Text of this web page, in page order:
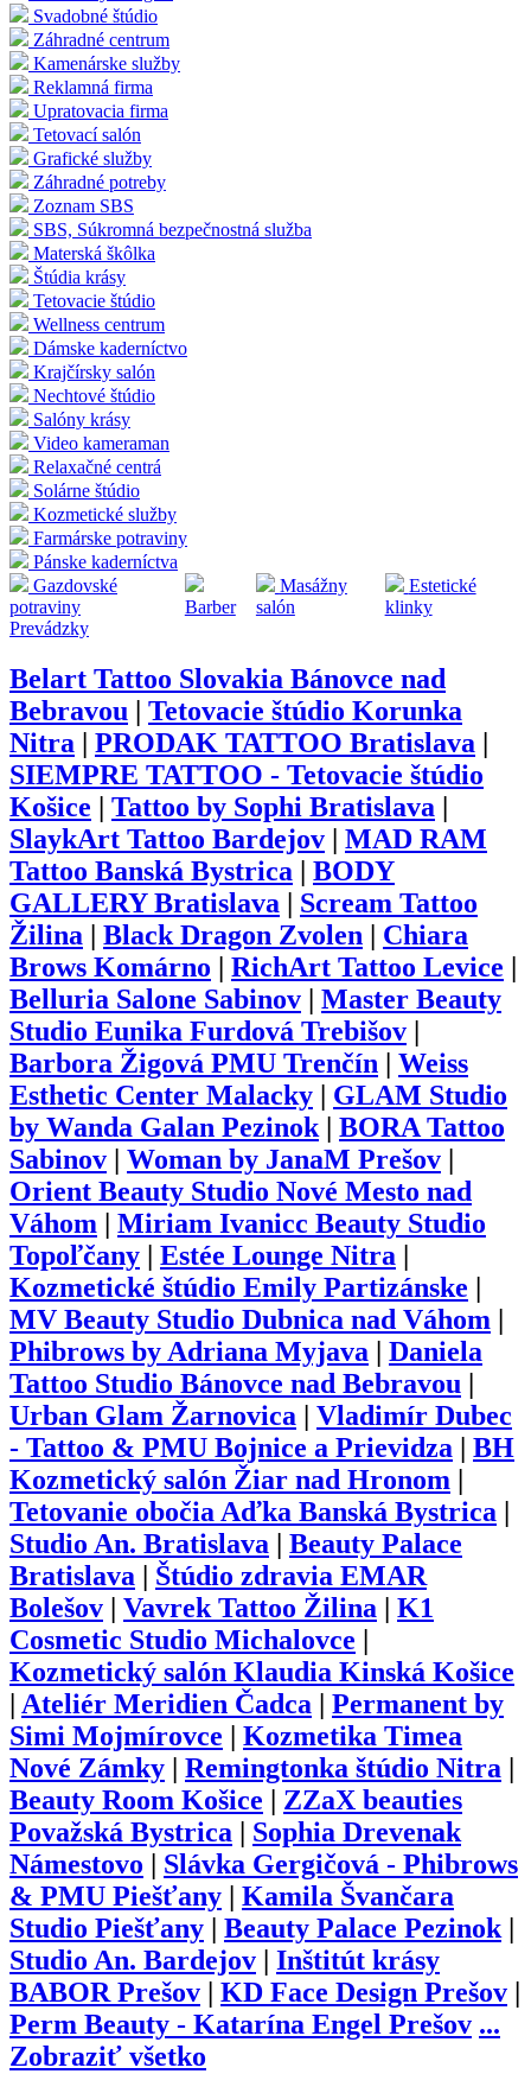
Svadobné štúdio
Záhradné centrum
Kamenárske služby
Reklamná firma
Upratovacia firma
Tetovací salón
Grafické služby
Záhradné potreby
Zoznam SBS
SBS, Súkromná bezpečnostná služba
Materská škôlka
Štúdia krásy
Tetovacie štúdio
Wellness centrum
Dámske kaderníctvo
Krajčírsky salón
Nechtové štúdio
Salóny krásy
Video kameraman
Relaxačné centrá
Solárne štúdio
Kozmetické služby
Farmárske potraviny
Pánske kaderníctva
Gazdovské
potraviny
Barber
Masážny
salón
Estetické
klinky
Prevádzky
Belart Tattoo Slovakia Bánovce nad
Bebravou
Tetovacie štúdio Korunka
Nitra
PRODAK TATTOO Bratislava
SIEMPRE TATTOO - Tetovacie štúdio
Košice
Tattoo by Sophi Bratislava
SlaykArt Tattoo Bardejov
MAD RAM
Tattoo Banská Bystrica
BODY
GALLERY Bratislava
Scream Tattoo
Žilina
Black Dragon Zvolen
Chiara
Brows Komárno
RichArt Tattoo Levice
Belluria Salone Sabinov
Master Beauty
Studio Eunika Furdová Trebišov
Barbora Žigová PMU Trenčín
Weiss
Esthetic Center Malacky
GLAM Studio
by Wanda Galan Pezinok| BORA Tattoo
Sabinov
Woman by JanaM Prešov
Orient Beauty Studio Nové Mesto nad
Váhom
Miriam Ivanicc Beauty Studio
Topoľčany
Estée Lounge Nitra
Kozmetické štúdio Emily Partizánske
MV Beauty Studio Dubnica nad Váhom
Phibrows by Adriana Myjava
Daniela
Tattoo Studio Bánovce nad Bebravou
Urban Glam Žarnovica
Vladimír Dubec
- Tattoo & PMU Bojnice a Prievidza
BH
Kozmetický salón Žiar nad Hronom
Tetovanie obočia Aďka Banská Bystrica
Studio An. Bratislava
Beauty Palace
Bratislava
Štúdio zdravia EMAR
Bolešov
Vavrek Tattoo Žilina
K1
Cosmetic Studio Michalovce
Kozmetický salón Klaudia Kinská Košice
Ateliér Meridien Čadca
Permanent by
Simi Mojmírovce
Kozmetika Timea
Nové Zámky
Remingtonka štúdio Nitra
Beauty Room Košice
ZZaX beauties
Považská Bystrica
Sophia Drevenak
Námestovo
Slávka Gergičová - Phibrows
& PMU Piešťany
Kamila Švančara
Studio Piešťany
Beauty Palace Pezinok|
Studio An. Bardejov
Inštitút krásy
BABOR Prešov
KD Face Design Prešov
Perm Beauty - Katarína Engel Prešov ...
Zobraziť všetko